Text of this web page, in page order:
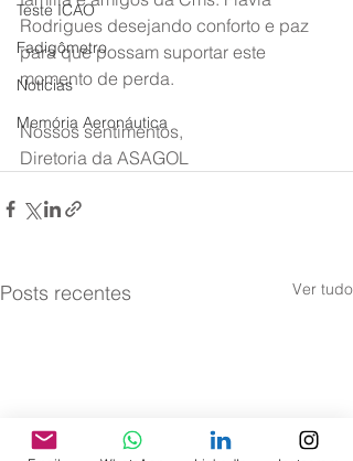
Teste ICAO
Fadigômetro
Notícias
Memória Aeronáutica
Rodrigues desejando conforto e paz
para que possam suportar este
momento de perda.
Nossos sentimentos,
Diretoria da ASAGOL
Posts recentes Ver tudo